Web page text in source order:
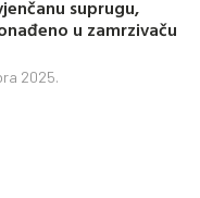
suprugu,
u zamrzivaču
2025.